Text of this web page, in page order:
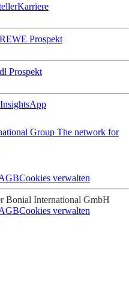
Karriere
REWE Prospekt
Prospekt
App
Group The network for
Cookies verwalten
Bonial International GmbH
Cookies verwalten